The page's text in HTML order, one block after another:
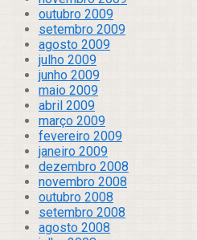
outubro 2009
setembro 2009
agosto 2009
julho 2009
junho 2009
maio 2009
abril 2009
março 2009
fevereiro 2009
janeiro 2009
dezembro 2008
novembro 2008
outubro 2008
setembro 2008
agosto 2008